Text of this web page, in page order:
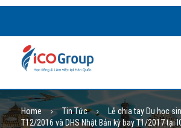
Home Tin Tức
Lễ chia tay Du học
T12/2016 và DHS Nhật Bản kỳ bay T1/2017 tại